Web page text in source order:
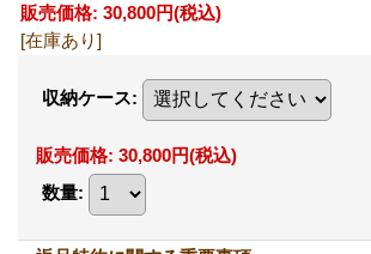
販売価格: 30,800円(税込)
[在庫あり]
収納ケース:
販売価格: 30,800円(税込)
数量: